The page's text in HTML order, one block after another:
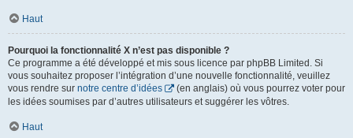
Haut
Pourquoi la fonctionnalité X n’est pas disponible ?
Ce programme a été développé et mis sous licence par phpBB Limited. Si
vous souhaitez proposer l’intégration d’une nouvelle fonctionnalité, veuillez
vous rendre sur notre centre d’idées
(en anglais) où vous pourrez voter pour
les idées soumises par d’autres utilisateurs et suggérer les vôtres.
Haut